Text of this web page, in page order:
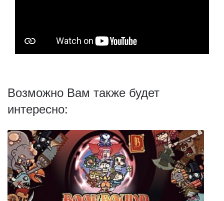
Возможно Вам также будет
интересно: